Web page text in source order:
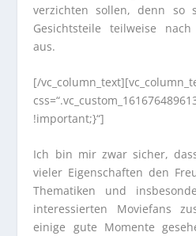
verzichten sollen, denn so
Gesichtsteile teilweise
aus.
[/
!important;}“]
Ich bin mir zwar sicher,
vieler Eigenschaften den
Thematiken und
interessierten Moviefans
einige gute Momente